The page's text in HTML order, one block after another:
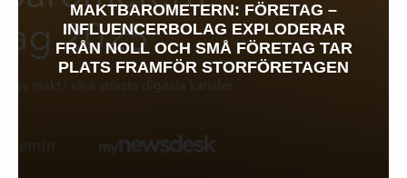
MAKTBAROMETERN: FÖRETAG –
INFLUENCERBOLAG EXPLODERAR
FRÅN NOLL OCH SMÅ FÖRETAG TAR
PLATS FRAMFÖR STORFÖRETAGEN